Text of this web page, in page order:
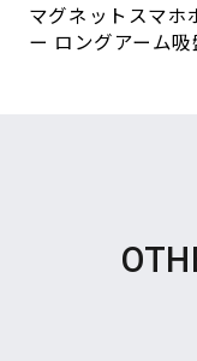
マグネットスマホ
ー ロングアーム吸